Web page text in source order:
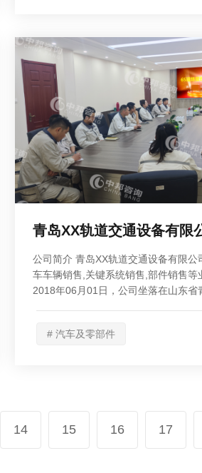
# 汽车及零部件
公司简介 青岛XX轨道交通设备有限公
车车辆销售,关键系统销售,部件销售等
2018年06月01日，公司坐落在山东省
14 15 16 17